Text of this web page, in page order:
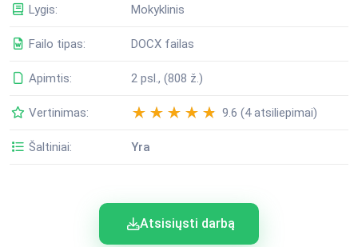
Lygis: Mokyklinis
Failo tipas: DOCX failas
Apimtis: 2 psl., (808 ž.)
Vertinimas: 9.6 (4 atsiliepimai)
Šaltiniai: Yra
Atsisiųsti darbą